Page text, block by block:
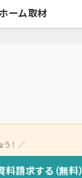
ーム取材
！
料請求する（無料）